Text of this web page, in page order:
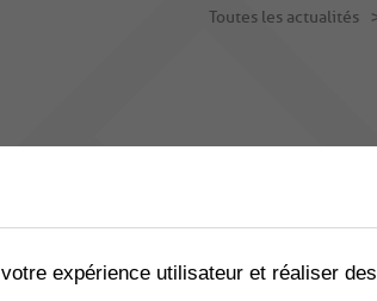
Toutes les actualités
expérience utilisateur et réaliser des